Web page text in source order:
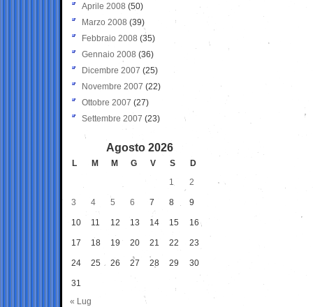
Aprile 2008 (50)
Marzo 2008 (39)
Febbraio 2008 (35)
Gennaio 2008 (36)
Dicembre 2007 (25)
Novembre 2007 (22)
Ottobre 2007 (27)
Settembre 2007 (23)
Agosto 2026
L M M G V S
D
1
2
3 4 5 6 7 8 9
10 11 12 13 14 15 16
17 18 19 20 21 22 23
24 25 26 27 28 29 30
31
« Lug